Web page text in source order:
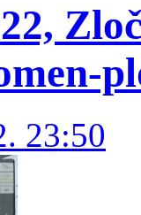
23:50